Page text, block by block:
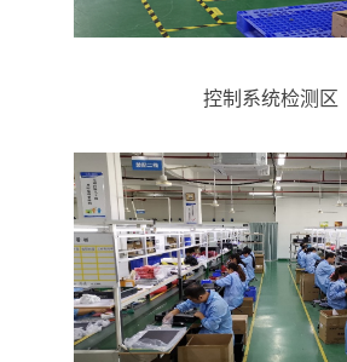
控制系统检测区